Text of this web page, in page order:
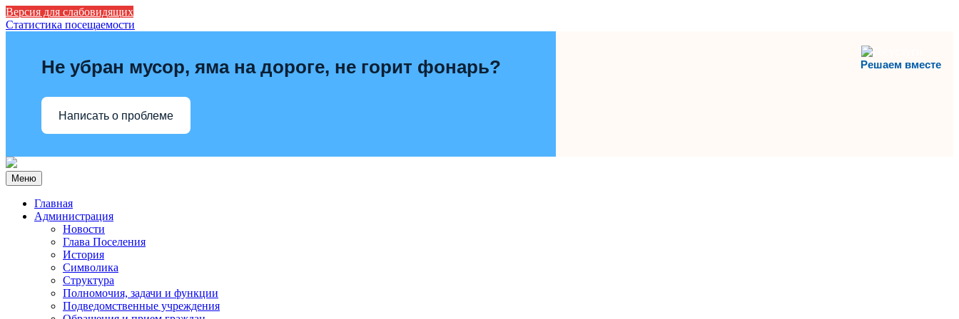
Версия для слабовидящих
Статистика посещаемости
Решаем вместе
Не убран мусор, яма на дороге, не горит фонарь?
Написать о проблеме
Меню
Главная
Администрация
Новости
Глава Поселения
История
Символика
Структура
Полномочия, задачи и функции
Подведомственные учреждения